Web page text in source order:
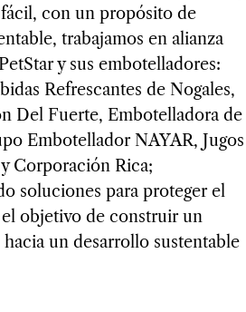
con un propósito de
trabajamos en alianza
y sus embotelladores:
Refrescantes de Nogales,
Del Fuerte, Embotelladora de
Embotellador NAYAR, Jugos
Corporación Rica;
soluciones para proteger el
objetivo de construir un
un desarrollo sustentable